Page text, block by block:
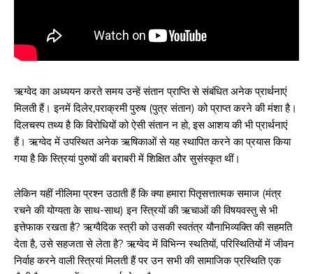
ऋग्वेद का अध्ययन करते समय उन्हें संतान प्राप्ति से संबंधित अनेक प्रार्थनाएं
मिलती हैं। इनमें दिलेर,पराक्रमी पुरुष (पुत्र संतान) को प्राप्त करने की मंशा है।
दिलचस्प तथ्य है कि विरोधियों को ऐसी संतान न हो, इस आशय की भी प्रार्थनाएं
हैं। ऋग्वेद में उपस्थित अनेक ऋषिकाओं से यह स्थापित करने का प्रयास किया
गया है कि स्त्रियां पुरुषों की बराबरी में शिक्षित और सुसंस्कृत थीं।
लेकिन यहीं नीलिमा प्रश्न उठाती हैं कि क्या हमारा पितृसत्तात्मक समाज (मंत्र
रचने की योग्यता के साथ-साथ) इन स्त्रियों की ऋचाओं की विषयवस्तु से भी
इत्तेफाक रखता है? ऋग्वैदिक स्त्री को उसकी स्वतंत्र यौनाभिव्यक्ति की सहमति
देता है, उसे सहजता से लेता है? ऋग्वेद में विभिन्न स्थतियों, परिस्थितियों में जीवन
निर्वाह करने वाली स्त्रियां मिलती हैं पर उन सभी की सामाजिक प्रस्थिति एक